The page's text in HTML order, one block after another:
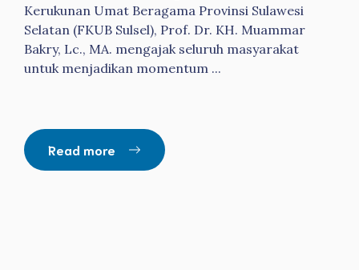
Kerukunan Umat Beragama Provinsi Sulawesi
Selatan (FKUB Sulsel), Prof. Dr. KH. Muammar
Bakry, Lc., MA. mengajak seluruh masyarakat
untuk menjadikan momentum ...
Read more